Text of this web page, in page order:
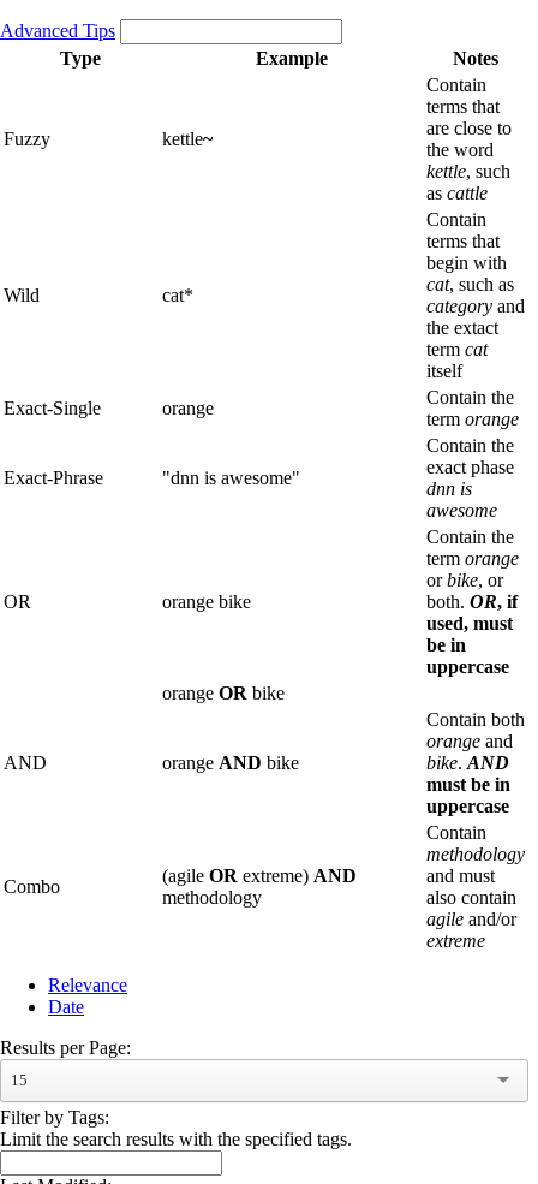
Advanced Tips
Type
Example Notes
Fuzzy kettle~
Contain
terms that
are close to
the word
kettle, such
as cattle
Wild cat*
Contain
terms that
begin with
cat, such as
category and
the extact
term cat
itself
Exact-Single
orange
Contain the
term orange
Exact-Phrase "dnn is awesome"
Contain the
exact phase
dnn is
awesome
OR orange bike
Contain the
term orange
orbike, or
both. OR, if
used, must
be in
uppercase
orange OR bike
AND orange AND bike
Contain both
orange and
bike. AND
must be in
uppercase
Combo
(agile OR extreme) AND
methodology
Contain
methodology
and must
also contain
agile and/or
extreme
Relevance
Date
Results per Page:
15
Filter by Tags:
Limit the search results with the specified tags.